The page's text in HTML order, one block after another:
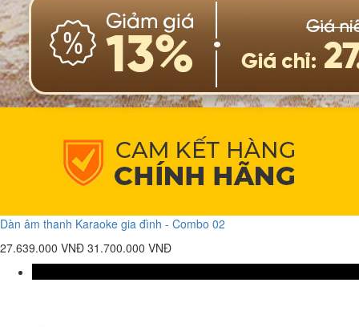
Dàn âm thanh Karaoke gia đình - Combo 02
27.639.000 VNĐ 31.700.000 VNĐ